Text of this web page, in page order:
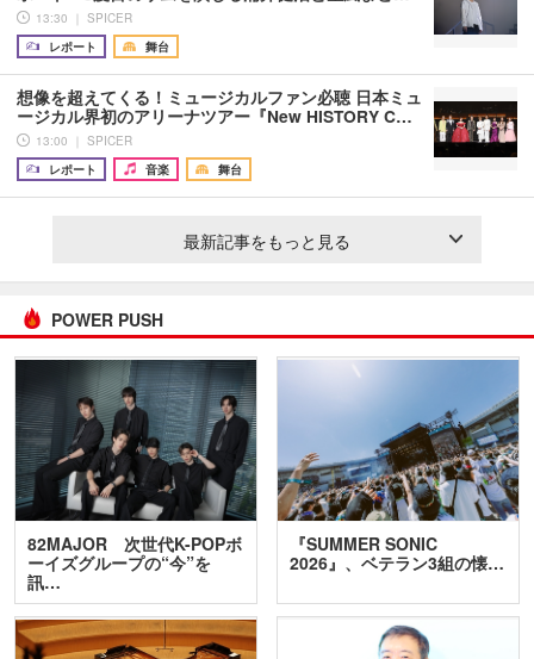
13:30 ｜ SPICER
レポート
舞台
想像を超えてくる！ミュージカルファン必聴 日本ミュ
ージカル界初のアリーナツアー『New HISTORY C…
13:00 ｜ SPICER
レポート
音楽 舞台
最新記事をもっと見る
POWER PUSH
82MAJOR 次世代K-POPボ
ーイズグループの“今”を
訊…
『SUMMER SONIC
2026』、ベテラン3組の懐…